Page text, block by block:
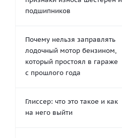
подшипников
Почему нельзя заправлять
лодочный мотор бензином,
который простоял в гараже
с прошлого года
Глиссер: что это такое и как
на него выйти